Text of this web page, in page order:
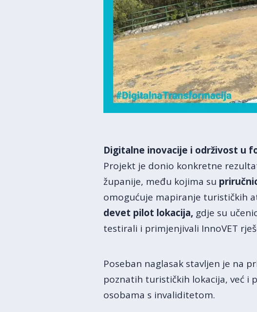
Digitalne inovacije i održivost u
Projekt je donio konkretne
županije, među kojima su
omogućuje mapiranje turističkih
devet pilot lokacija, gdje su
testirali i primjenjivali InnoVET
Poseban naglasak stavljen je na
poznatih turističkih lokacija, već i
osobama s invaliditetom.